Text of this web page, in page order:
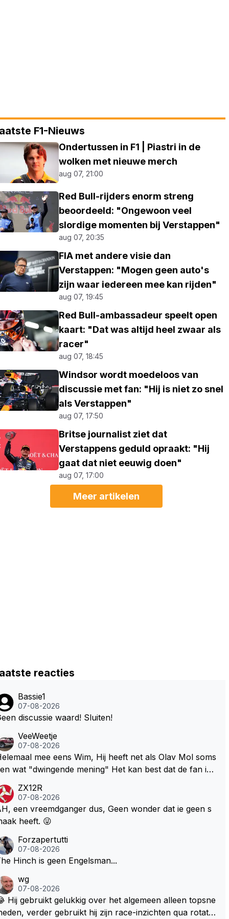
F1-Nieuws
Ondertussen in F1 | Piastri in de
wolken met nieuwe merch
aug 07, 21:00
Red Bull-rijders enorm streng
beoordeeld: "Ongewoon veel
slordige momenten bij Verstappen"
aug 07, 20:35
FIA met andere visie dan
Verstappen: "Mogen geen auto's
zijn waar iedereen mee kan rijden"
aug 07, 19:45
Red Bull-ambassadeur speelt open
kaart: "Dat was altijd heel zwaar als
racer"
aug 07, 18:45
Windsor wordt moedeloos van
discussie met fan: "Hij is niet zo snel
als Verstappen"
aug 07, 17:50
Britse journalist ziet dat
Verstappens geduld opraakt: "Hij
gaat dat niet eeuwig doen"
aug 07, 17:00
Meer artikelen
reacties
Bassie1
07-08-2026
discussie waard! Sluiten!
VeeWeetje
07-08-2026
mee eens Wim, Hij heeft net als Olav Mol soms
wat "dwingende mening" Het kan best dat de fan in
te roepen. Maar in een tijd zonder races zijn dit leuke
ZX12R
07-08-2026
een vreemdganger dus, Geen wonder dat ie geen s
heeft. 😜
Forzapertutti
07-08-2026
Hinch is geen Engelsman...
wg
07-08-2026
Hij gebruikt gelukkig over het algemeen alleen topsne
verder gebruikt hij zijn race-inzichten qua rotati